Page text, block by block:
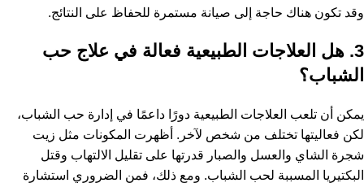
وقد تكون هناك حاجة إلى صيانة مستمرة للحفاظ على النتائج.
3. هل العلاجات الطبيعية فعالة في علاج حب
الشباب؟
يمكن أن تلعب العلاجات الطبيعية دورًا داعمًا في إدارة حب الشباب،
لكن فعاليتها تختلف من شخص لآخر. أظهرت المكونات مثل زيت
شجرة الشاي والعسل والصبار قدرتها على تقليل الالتهاب وقتل
البكتيريا المسببة لحب الشباب. ومع ذلك، فمن الضروري استشارة